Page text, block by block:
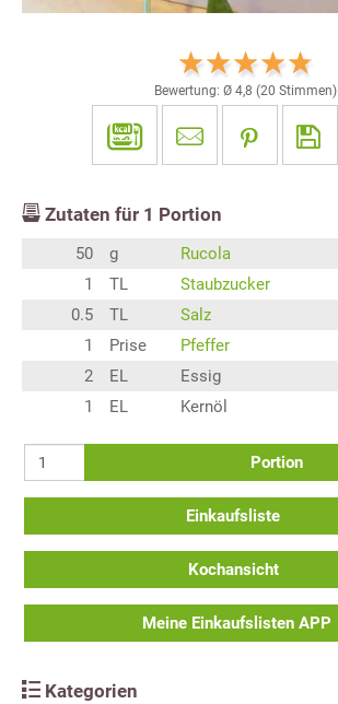
Bewertung: Ø 4,8 (20 Stimmen)
Zutaten für 1 Portion
50 g
Rucola
1
TL
Staubzucker
0.5
TL
Salz
1
Prise
Pfeffer
2
EL
Essig
1
EL Kernöl
Portion
Einkaufsliste
Kochansicht
Meine Einkaufslisten APP
Kategorien